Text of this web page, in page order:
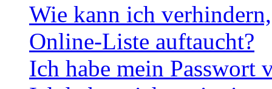
Wie kann ich
Online-Liste auftaucht?
Ich habe mein Passwort